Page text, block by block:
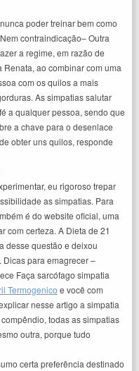
poder treinar bem como
contraindicação– Outra
a regime, em razão de
ao combinar com uma
com os quilos a mais
As simpatias salutar
a qualquer pessoa, sendo que
a chave para o desenlace
obter uns quilos, responde
eu rigoroso trepar
as simpatias. Para
é do website oficial, uma
com certeza. A Dieta de 21
desse questão e deixou
para emagrecer –
Faça sarcófago simpatia
Termogenico e você com
nesse artigo a simpatia
todas as simpatias
outra, porque tudo
certa preferência destinado